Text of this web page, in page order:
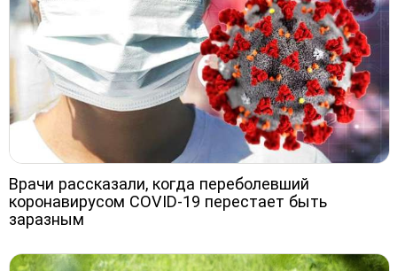
Врачи рассказали, когда переболевший
коронавирусом COVID-19 перестает быть
заразным